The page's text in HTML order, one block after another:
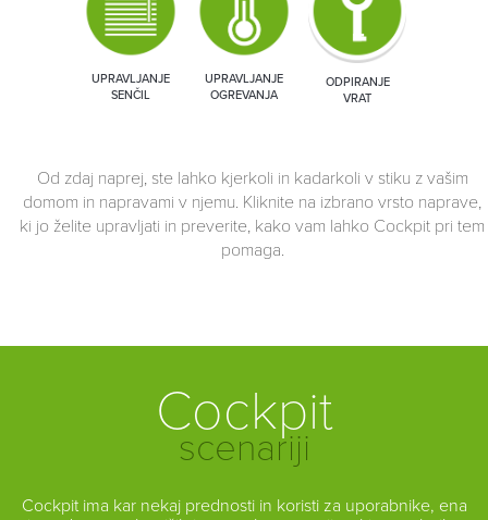
UPRAVLJANJE
SENČIL
UPRAVLJANJE
OGREVANJA
ODPIRANJE
VRAT
Od zdaj naprej, ste lahko kjerkoli in kadarkoli v stiku z vašim
domom in napravami v njemu. Kliknite na izbrano vrsto naprave,
ki jo želite upravljati in preverite, kako vam lahko Cockpit pri tem
pomaga.
ko gledate TV. Nastavite jakost in barvo svetlobe, ob kateri
boste lahko zbrano delali in samo z enim dotikom ustvarite
romantično vzdušje v prostoru.
NASLEDNJI NAZAJ
PREJŠNJI
Cockpit
scenariji
Cockpit ima kar nekaj prednosti in koristi za uporabnike, ena